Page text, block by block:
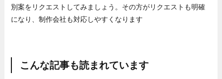
別案をリクエストしてみましょう。その方がリクエストも明確
になり、制作会社も対応しやすくなります
こんな記事も読まれています